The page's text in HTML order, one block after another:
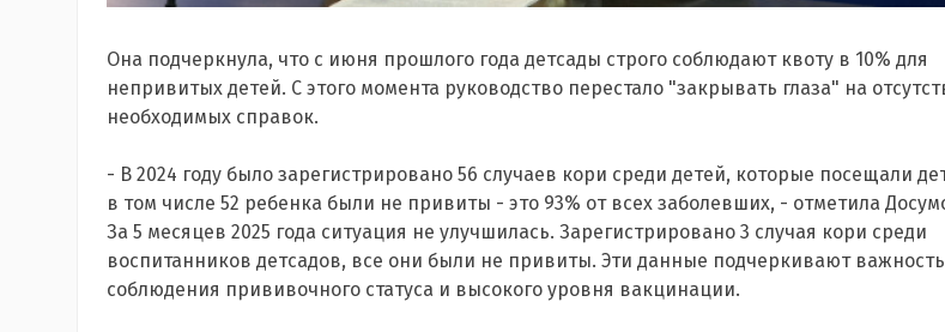
Она подчеркнула, что с июня прошлого года детсады строго соблюдают квоту в 10% для
непривитых детей. С этого момента руководство перестало "закрывать глаза" на
необходимых справок.
- В 2024 году было зарегистрировано 56 случаев кори среди детей, которые посещали
в том числе 52 ребенка были не привиты - это 93% от всех заболевших, - отметила
За 5 месяцев 2025 года ситуация не улучшилась. Зарегистрировано 3 случая кори среди
воспитанников детсадов, все они были не привиты. Эти данные подчеркивают важность
соблюдения прививочного статуса и высокого уровня вакцинации.